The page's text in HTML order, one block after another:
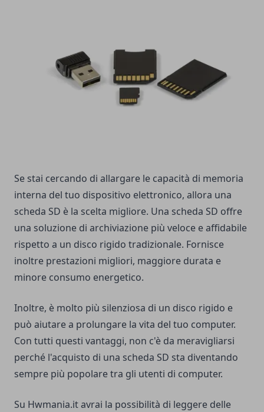
Se stai cercando di allargare le capacità di memoria
interna del tuo dispositivo elettronico, allora una
scheda SD è la scelta migliore. Una scheda SD offre
una soluzione di archiviazione più veloce e affidabile
rispetto a un disco rigido tradizionale. Fornisce
inoltre prestazioni migliori, maggiore durata e
minore consumo energetico.
Inoltre, è molto più silenziosa di un disco rigido e
può aiutare a prolungare la vita del tuo computer.
Con tutti questi vantaggi, non c'è da meravigliarsi
perché l'acquisto di una scheda SD sta diventando
sempre più popolare tra gli utenti di computer.
Su Hwmania.itavrai la possibilità di leggere delle